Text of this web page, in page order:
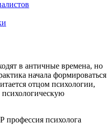
в античные времена, но
начала формироваться
отцом психологии,
профессия психолога